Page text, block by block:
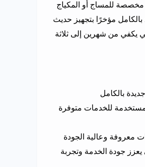
للمساج أو المكياج
بالكامل مؤخرًا بتجهيز حديث
يكفي من شهرين إلى ثلاثة
بالكامل
للخدمات متوفرة
معروفة وعالية الجودة
يعزز جودة الخدمة وتجربة